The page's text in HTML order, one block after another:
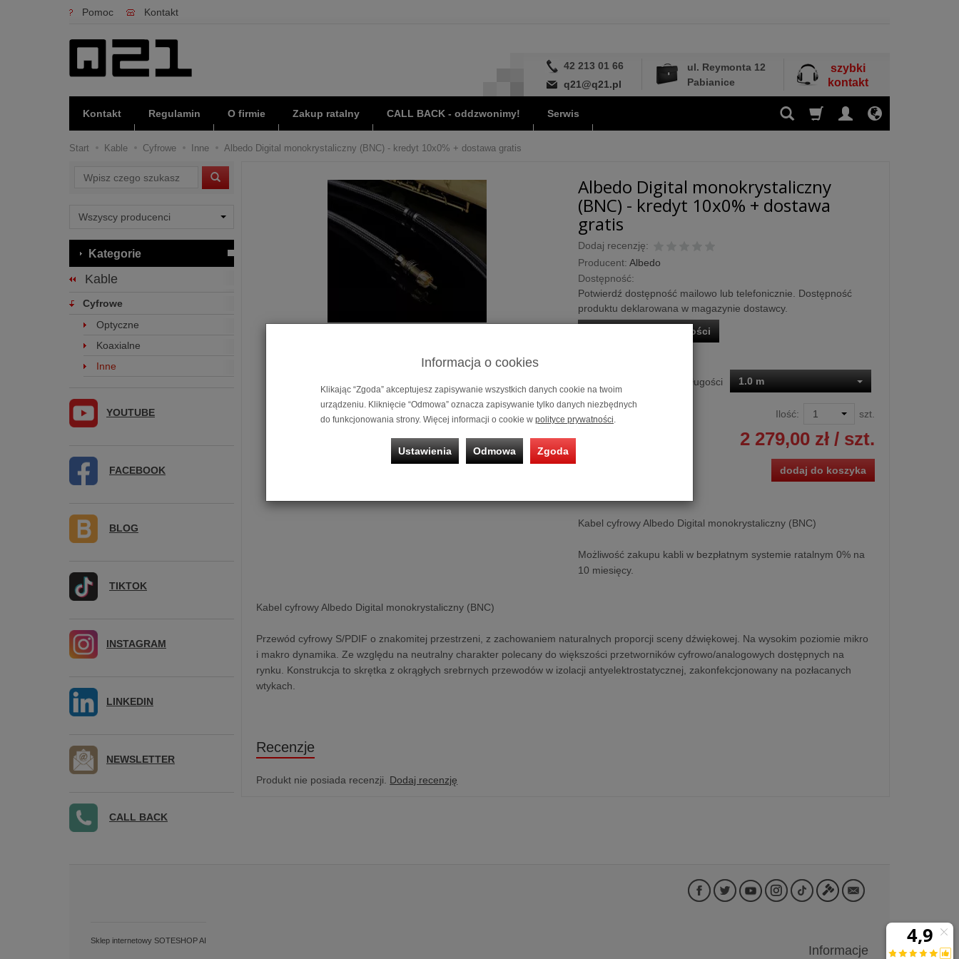
Pomoc Kontakt
42 213 01 66
q21@q21.pl
ul. Reymonta 12
Pabianice
szybki
kontakt
Kontakt Regulamin O firmie Zakup ratalny CALL BACK - oddzwonimy! Serwis
Start Kable Cyfrowe Inne Albedo Digital monokrystaliczny (BNC) - kredyt 10x0% + dostawa gratis
Albedo Digital monokrystaliczny
(BNC) - kredyt 10x0% + dostawa
gratis
Dodaj recenzję:
Producent: Albedo
Dostępność:
Potwierdź dostępność mailowo lub telefonicznie. Dostępność
produktu deklarowana w magazynie dostawcy.
Powiadom o dostępności
Dostępne długości 1.0 m
Ilość: szt.
2 279,00 zł/ szt.
dodaj do koszyka
Kabel cyfrowy Albedo Digital monokrystaliczny (BNC)
Możliwość zakupu kabli w bezpłatnym systemie ratalnym 0% na
10 miesięcy.
Kabel cyfrowy Albedo Digital monokrystaliczny (BNC)
Przewód cyfrowy S/PDIF o znakomitej przestrzeni, z zachowaniem naturalnych proporcji sceny dźwiękowej. Na wysokim poziomie mikro
i makro dynamika. Ze względu na neutralny charakter polecany do większości przetworników cyfrowo/analogowych dostępnych na
rynku. Konstrukcja to skrętka z okrągłych srebrnych przewodów w izolacji antyelektrostatycznej, zakonfekcjonowany na pozłacanych
wtykach.
Recenzje
Produkt nie posiada recenzji. Dodaj recenzję
Wyszukaj
Kategorie
Kable
Cyfrowe
Optyczne
Koaxialne
Inne
YOUTUBE
FACEBOOK
BLOG
TIKTOK
INSTAGRAM
LINKEDIN
NEWSLETTER
CALL BACK
Informacje
Sklep internetowy SOTESHOP AI
Informacja o cookies
Klikając “Zgoda” akceptujesz zapisywanie wszystkich danych cookie na twoim
urządzeniu. Kliknięcie “Odmowa” oznacza zapisywanie tylko danych niezbędnych
do funkcjonowania strony. Więcej informacji o cookie w polityce prywatności
Ustawienia Odmowa Zgoda